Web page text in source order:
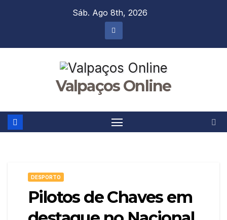
Sáb. Ago 8th, 2026
Valpaços Online
DESPORTO
Pilotos de Chaves em